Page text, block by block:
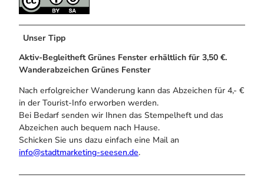
Unser Tipp
Aktiv-Begleitheft Grünes Fenster erhältlich für 3,50 €.
Wanderabzeichen Grünes Fenster
Nach erfolgreicher Wanderung kann das Abzeichen für 4,- €
in der Tourist-Info erworben werden.
Bei Bedarf senden wir Ihnen das Stempelheft und das
Abzeichen auch bequem nach Hause.
Schicken Sie uns dazu einfach eine Mail an
info@stadtmarketing-seesen.de.